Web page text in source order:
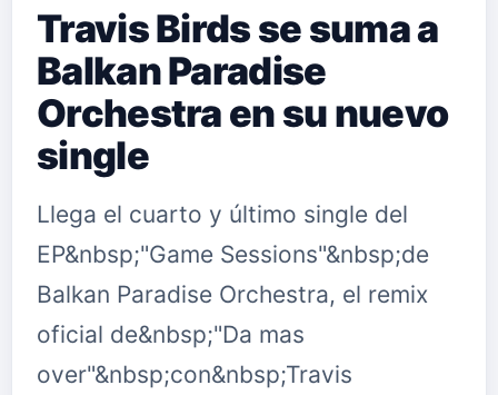
Travis Birds se suma a
Balkan Paradise
Orchestra en su nuevo
single
Llega el cuarto y último single del
EP&nbsp;"Game Sessions"&nbsp;de
Balkan Paradise Orchestra, el remix
oficial de&nbsp;"Da mas
over"&nbsp;con&nbsp;Travis